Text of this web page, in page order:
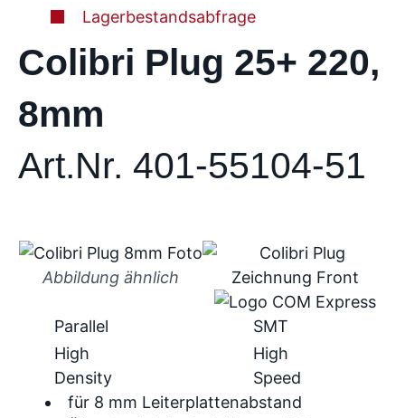
Lagerbestandsabfrage
Colibri Plug 25+ 220,
8mm
Art.Nr. 401-55104-51
Abbildung ähnlich
für 8 mm Leiterplattenabstand
Parallel
SMT
High
Density
High
Speed